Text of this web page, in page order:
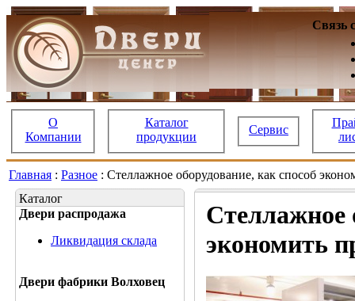
Связь
О
Компании
Каталог
продукции
Сервис
Главная : Разное : Стеллажное оборудование, как способ
Каталог
Двери распродажа
Ликвидация склада
Двери фабрики Волховец
Стеллажное
экономить